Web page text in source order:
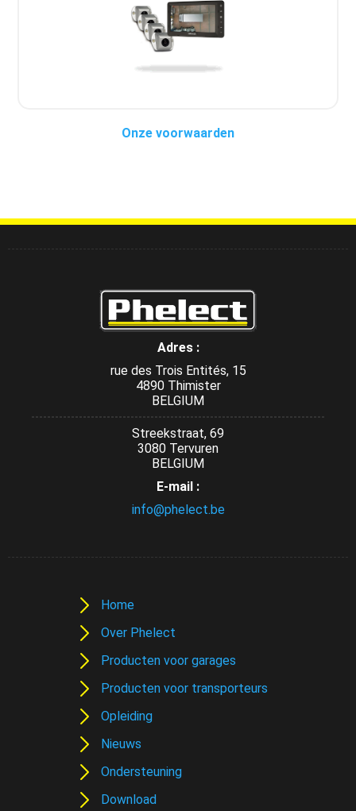
Onze voorwaarden
Adres :
rue des Trois Entités, 15
4890 Thimister
BELGIUM
Streekstraat, 69
3080 Tervuren
BELGIUM
E-mail :
info@phelect.be
Home
Over Phelect
Producten voor garages
Producten voor transporteurs
Opleiding
Nieuws
Ondersteuning
Download